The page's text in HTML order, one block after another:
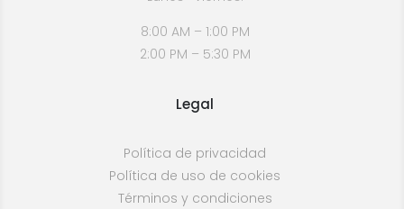
8:00 AM – 1:00 PM
2:00 PM – 5:30 PM
Legal
Política de privacidad
Política de uso de cookies
Términos y condiciones